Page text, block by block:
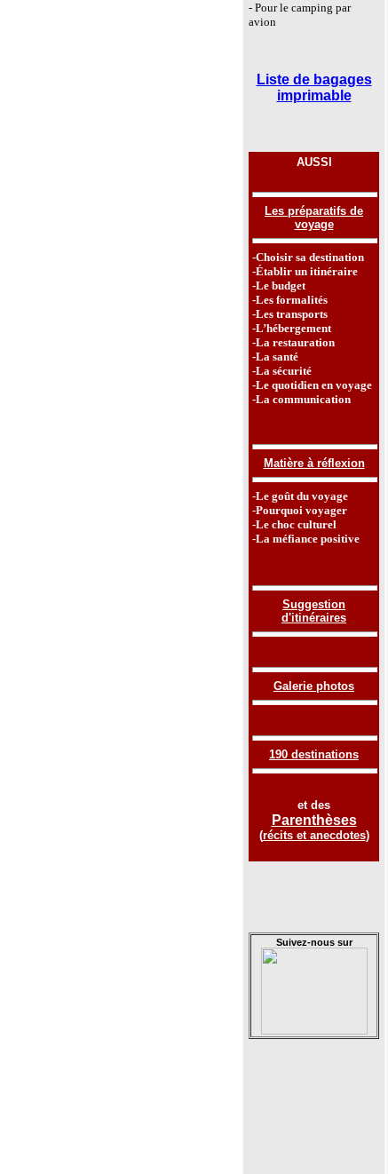
- Pour le camping par
avion
Liste de bagages
imprimable
AUSSI
Les préparatifs de
voyage
-Choisir sa destination
-Établir un itinéraire
-Le budget
-Les formalités
-Les transports
-L’hébergement
-La restauration
-La santé
-La sécurité
-Le quotidien en voyage
-La communication
Matière à réflexion
-Le goût du voyage
-Pourquoi voyager
-Le choc culturel
-La méfiance positive
Suggestion
d'itinéraires
Galerie photos
190 destinations
et des
Parenthèses
(récits et anecdotes)
Suivez-nous sur